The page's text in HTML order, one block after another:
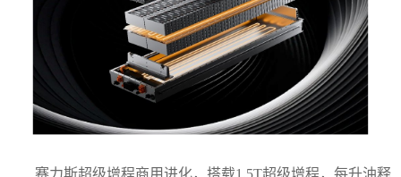
赛力斯超级增程商用进化，搭载1.5T超级增程，每升油释